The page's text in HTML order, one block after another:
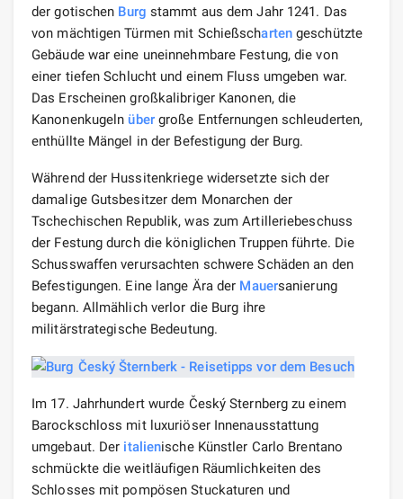
der gotischen Burg stammt aus dem Jahr 1241. Das
von mächtigen Türmen mit Schießschartengeschützte
Gebäude war eine uneinnehmbare Festung, die von
einer tiefen Schlucht und einem Fluss umgeben war.
Das Erscheinen großkalibriger Kanonen, die
Kanonenkugelnübergroße Entfernungen schleuderten,
enthüllte Mängel in der Befestigung der Burg.
Während der Hussitenkriege widersetzte sich der
damalige Gutsbesitzer dem Monarchen der
Tschechischen Republik, was zum Artilleriebeschuss
der Festung durch die königlichen Truppen führte. Die
Schusswaffen verursachten schwere Schäden an den
Befestigungen. Eine lange Ära der Mauersanierung
begann. Allmählich verlor die Burg ihre
militärstrategische Bedeutung.
Im 17. Jahrhundert wurde Český Sternberg zu einem
Barockschloss mit luxuriöser Innenausstattung
umgebaut. Der italienische Künstler Carlo Brentano
schmückte die weitläufigen Räumlichkeiten des
Schlosses mit pompösen Stuckaturen und